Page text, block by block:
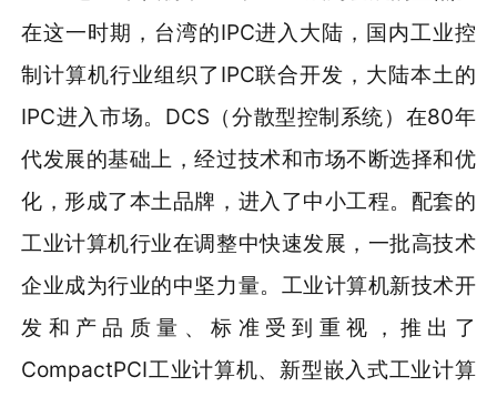
在这一时期，台湾的IPC进入大陆，国内工业控
制计算机行业组织了IPC联合开发，大陆本土的
IPC进入市场。DCS（分散型控制系统）在80年
代发展的基础上，经过技术和市场不断选择和优
化，形成了本土品牌，进入了中小工程。配套的
工业计算机行业在调整中快速发展，一批高技术
企业成为行业的中坚力量。工业计算机新技术开
发和产品质量、标准受到重视，推出了
CompactPCI工业计算机、新型嵌入式工业计算